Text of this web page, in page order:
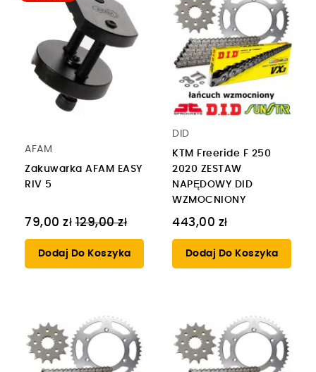
AFAM
Zakuwarka AFAM EASY
RIV 5
79,00 zł Cena
regularna
129,00 zł
Dodaj Do Koszyka
DID
KTM Freeride F 250
2020 ZESTAW
NAPĘDOWY DID
WZMOCNIONY
443,00 zł
Dodaj Do Koszyka